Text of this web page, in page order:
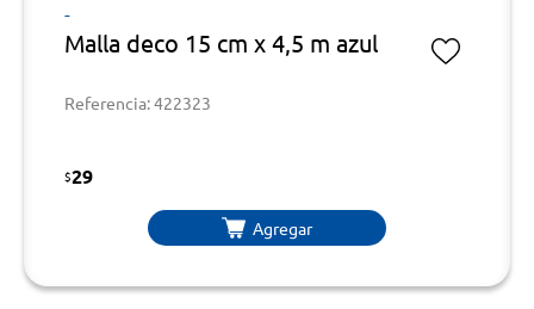
-
Malla deco 15 cm x 4,5 m azul
Referencia: 422323
$29
Agregar